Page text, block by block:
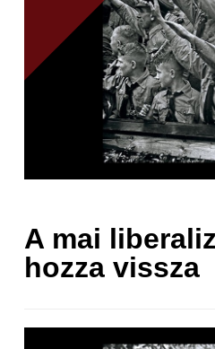
A mai
hozza vissza